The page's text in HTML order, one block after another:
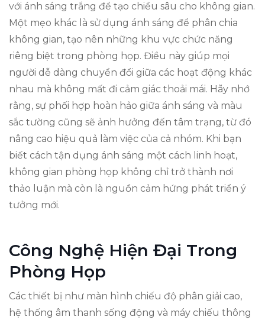
với ánh sáng trắng để tạo chiều sâu cho không gian.
Một mẹo khác là sử dụng ánh sáng để phân chia
không gian, tạo nên những khu vực chức năng
riêng biệt trong phòng họp. Điều này giúp mọi
người dễ dàng chuyển đổi giữa các hoạt động khác
nhau mà không mất đi cảm giác thoải mái. Hãy nhớ
rằng, sự phối hợp hoàn hảo giữa ánh sáng và màu
sắc tường cũng sẽ ảnh hưởng đến tâm trạng, từ đó
nâng cao hiệu quả làm việc của cả nhóm. Khi bạn
biết cách tận dụng ánh sáng một cách linh hoạt,
không gian phòng họp không chỉ trở thành nơi
thảo luận mà còn là nguồn cảm hứng phát triển ý
tưởng mới.
Công Nghệ Hiện Đại Trong
Phòng Họp
Các thiết bị như màn hình chiếu độ phân giải cao,
hệ thống âm thanh sống động và máy chiếu thông